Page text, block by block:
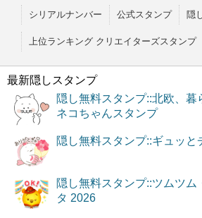
シリアルナンバー 公式スタンプ 隠
上位ランキング クリエイターズスタンプ
最新隠しスタンプ
隠し無料スタンプ::北欧、暮
ネコちゃんスタンプ
隠し無料スタンプ::ギュッと
隠し無料スタンプ::ツムツム
タ 2026